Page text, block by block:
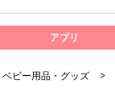
アプリ
ベビー用品・グッズ